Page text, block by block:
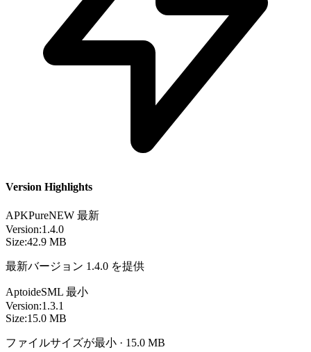
Version Highlights
APKPureNEW 最新
Version:1.4.0
Size:42.9 MB
最新バージョン 1.4.0 を提供
AptoideSML 最小
Version:1.3.1
Size:15.0 MB
ファイルサイズが最小 · 15.0 MB